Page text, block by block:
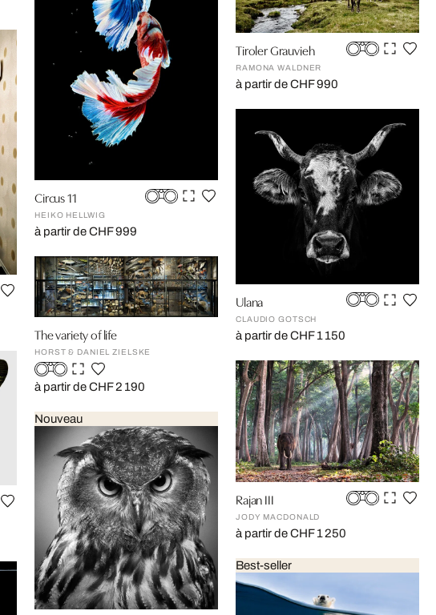
Circus 11
HEIKO HELLWIG
à partir de CHF 999
The variety of life
HORST & DANIEL ZIELSKE
à partir de CHF 2 190
Nouveau
Tiroler Grauvieh
RAMONA WALDNER
à partir de CHF 990
Ulana
CLAUDIO GOTSCH
à partir de CHF 1 150
Rajan III
JODY MACDONALD
à partir de CHF 1 250
Best-seller